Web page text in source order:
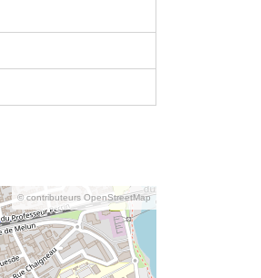
© contributeurs OpenStreetMap